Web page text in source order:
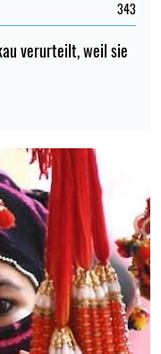
343
verurteilt, weil sie